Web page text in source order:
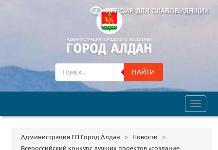
ВЕРСИЯ ДЛЯ СЛАБОВИДЯЩИХ
НАЙТИ
trk
Администрация ГП Город Алдан > Новости
>
Всероссийский конкурс лучших проектов «создание